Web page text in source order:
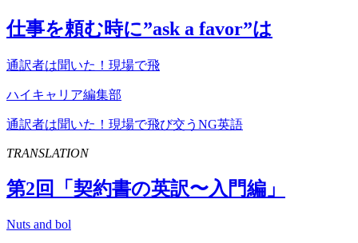
仕事を頼む時に”ask a favor”は
通訳者は聞いた！現場で飛
ハイキャリア編集部
通訳者は聞いた！現場で飛び交うNG英語
TRANSLATION
第2回「契約書の英訳〜入門編」
Nuts and bol